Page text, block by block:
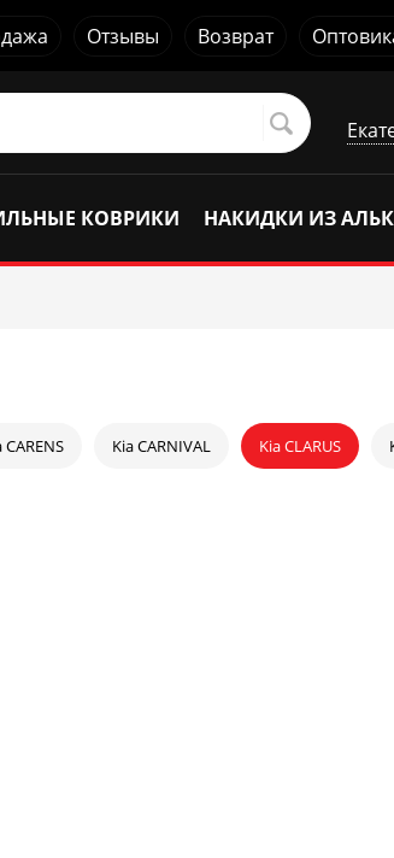
Отзывы Возврат
КОВРИКИ НАКИДКИ ИЗ
CARENS Kia CARNIVAL Kia CLARUS